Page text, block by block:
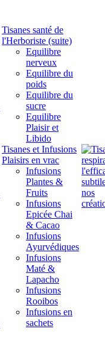
Tisanes santé de
l'Herboriste (suite)
Equilibre
nerveux
Equilibre du
poids
Equilibre du
sucre
Equilibre
Plaisir et
Libido
Tisanes et Infusions
Plaisirs en vrac
Infusions
Plantes &
Fruits
Infusions
Epicée Chai
& Cacao
Infusions
Ayurvédiques
Infusions
Maté &
Lapacho
Infusions
Rooibos
Infusions en
sachets